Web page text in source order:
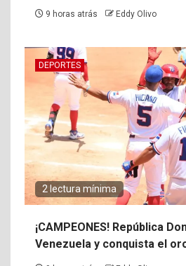
9 horas atrás Eddy Olivo
DEPORTES
2 lectura mínima
¡CAMPEONES! República
Venezuela y conquista el